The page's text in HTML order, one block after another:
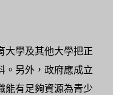
大學及其他大學把正
。另外，政府應成立
能有足夠資源為青少